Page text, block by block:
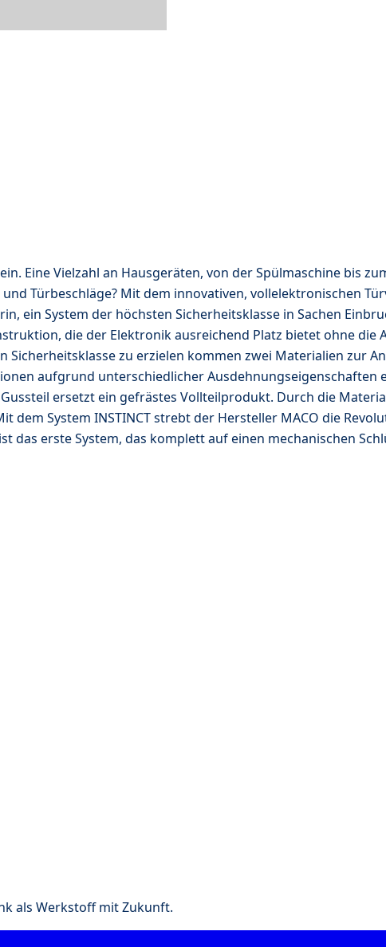
Eine Vielzahl an Hausgeräten, von der Spülmaschine bis
Türbeschläge? Mit dem innovativen, vollelektronischen
ein System der höchsten Sicherheitsklasse in Sachen
die der Elektronik ausreichend Platz bietet ohne die
zu erzielen kommen zwei Materialien zur
aufgrund unterschiedlicher
ersetzt ein gefrästes Vollteilprodukt. Durch die
System INSTINCT strebt der Hersteller MACO die
das erste System, das komplett auf einen mechanischen
als Werkstoff mit Zukunft.